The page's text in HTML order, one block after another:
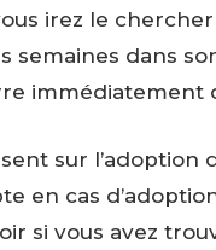
irez le
semaines dans
immédiatement
sur
en cas
si vous avez